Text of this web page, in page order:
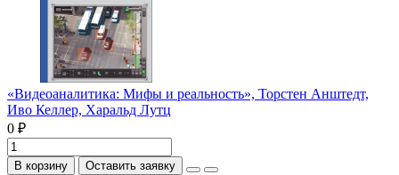
«Видеоаналитика: Мифы и реальность», Торстен Анштедт,
Иво Келлер, Харальд Лутц
0 ₽
В корзину Оставить заявку